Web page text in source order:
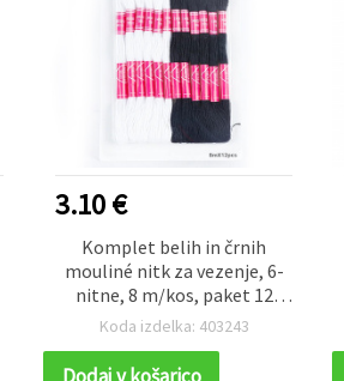
3.10 €
Komplet belih in črnih
mouliné nitk za vezenje, 6-
nitne, 8 m/kos, paket 12
kosov
Koda izdelka: 403243
Dodaj v košarico